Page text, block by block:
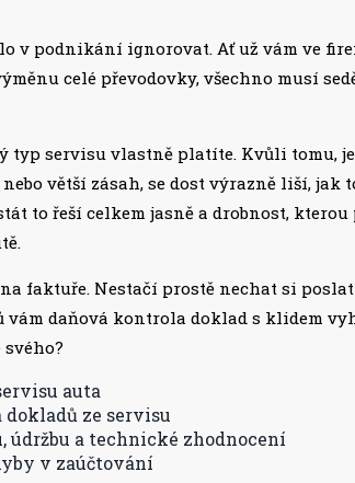
v podnikání ignorovat. Ať už vám ve
celé převodovky, všechno musí
typ servisu vlastně platíte. Kvůli tomu,
větší zásah, se dost výrazně liší, jak
to řeší celkem jasně a drobnost, kterou
faktuře. Nestačí prostě nechat si
vám daňová kontrola doklad s klidem
auta
ze servisu
údržbu a technické zhodnocení
v zaúčtování